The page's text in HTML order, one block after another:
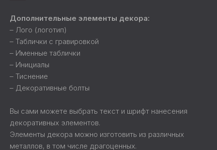
Дополнительные элементы декора:
– Лого (логотип)
– Таблички с гравировкой
– Именные таблички
– Инициалы
– Тиснение
– Декоративные болты
Вы сами можете выбрать текст и шрифт нанесения
декоративных элементов.
Элементы декора можно изготовить из различных
металлов, в том числе драгоценных.